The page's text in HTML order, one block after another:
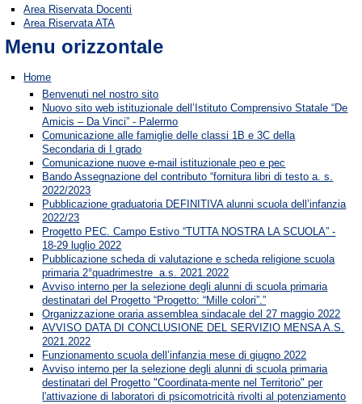
Area Riservata Docenti
Area Riservata ATA
Menu orizzontale
Home
Benvenuti nel nostro sito
Nuovo sito web istituzionale dell’Istituto Comprensivo Statale “De
Amicis – Da Vinci” - Palermo
Comunicazione alle famiglie delle classi 1B e 3C della
Secondaria di I grado
Comunicazione nuove e-mail istituzionale peo e pec
Bando Assegnazione del contributo “fornitura libri di testo a. s.
2022/2023
Pubblicazione graduatoria DEFINITIVA alunni scuola dell’infanzia
2022/23
Progetto PEC. Campo Estivo “TUTTA NOSTRA LA SCUOLA” -
18-29 luglio 2022
Pubblicazione scheda di valutazione e scheda religione scuola
primaria 2°quadrimestre a.s. 2021.2022
Avviso interno per la selezione degli alunni di scuola primaria
destinatari del Progetto “Progetto: “Mille colori”.”
Organizzazione oraria assemblea sindacale del 27 maggio 2022
AVVISO DATA DI CONCLUSIONE DEL SERVIZIO MENSA A.S.
2021.2022
Funzionamento scuola dell’infanzia mese di giugno 2022
Avviso interno per la selezione degli alunni di scuola primaria
destinatari del Progetto "Coordinata-mente nel Territorio" per
l'attivazione di laboratori di psicomotricità rivolti al potenziamento